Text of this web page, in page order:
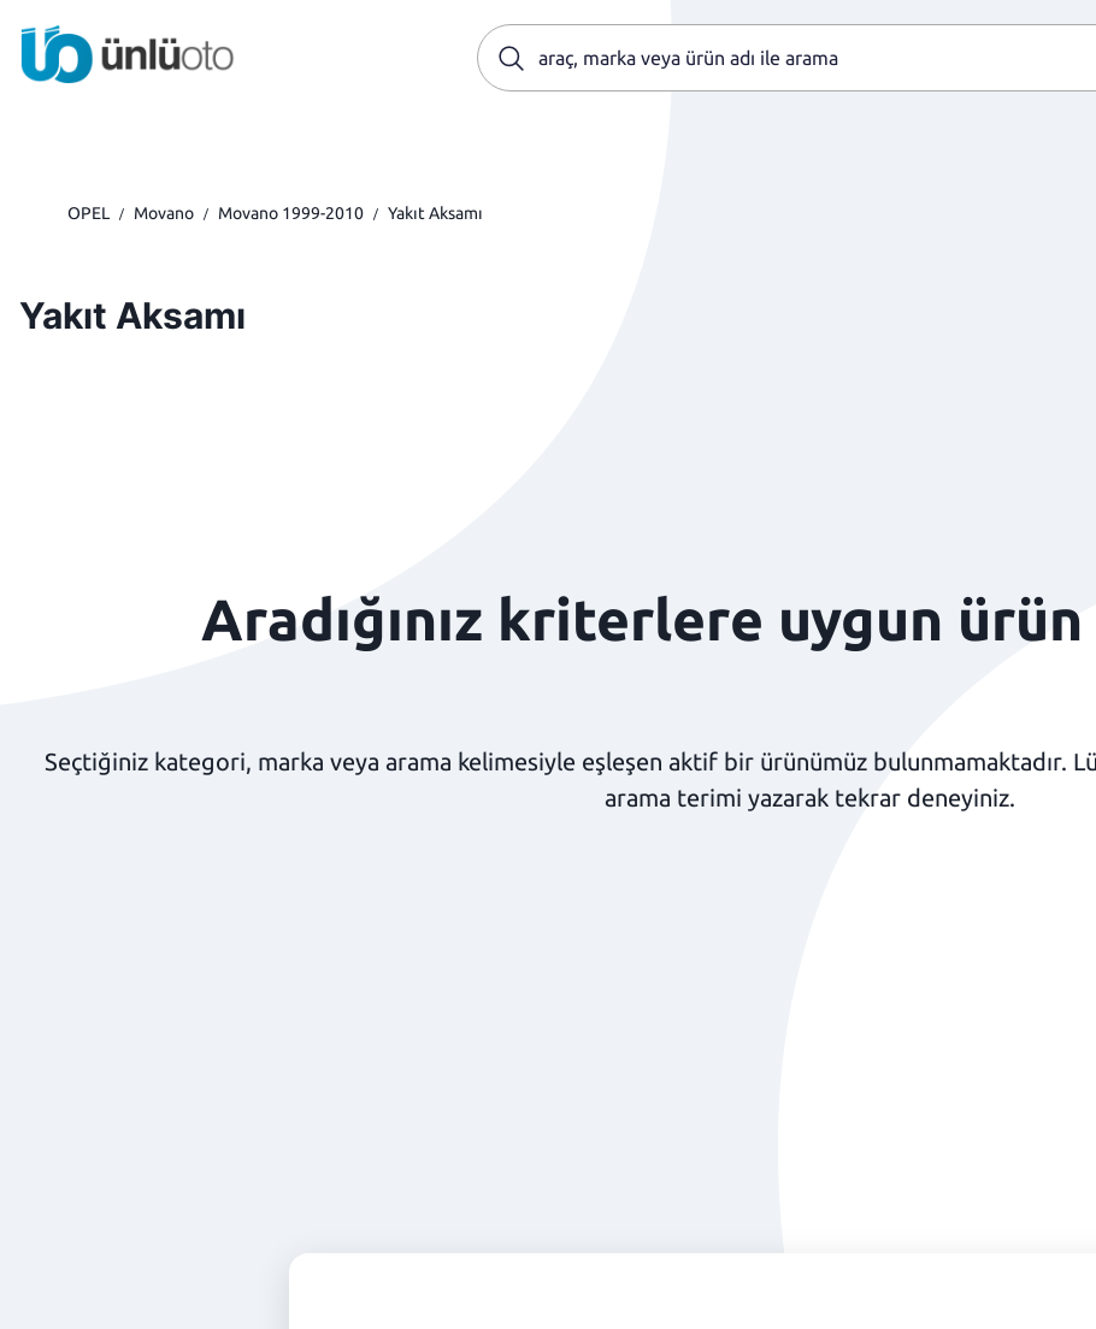
OPEL / Movano / Movano 1999-2010 / Yakıt Aksamı
Yakıt Aksamı
Aradığınız kriterlere uygun ürün
Seçtiğiniz kategori, marka veya arama kelimesiyle eşleşen aktif bir ürünümüz bulunmamaktadır.
arama terimi yazarak tekrar deneyiniz.